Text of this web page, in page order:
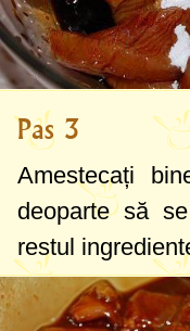
Pas 3
Amestecați
deoparte să
restul